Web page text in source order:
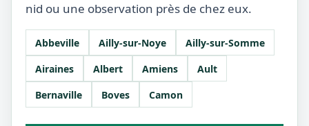
nid ou une observation près de chez eux.
Abbeville Ailly-sur-Noye
Ailly-sur-Somme
Airaines
Albert Amiens
Ault
Bernaville
Boves Camon